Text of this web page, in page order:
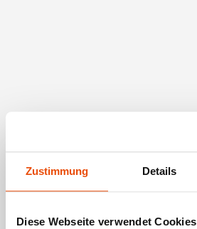
Zustimmung Details
Diese Webseite verwendet Cookies